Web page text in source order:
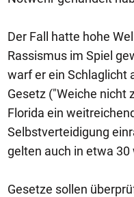
Der Fall hatte hohe
Rassismus im Spiel
warf er ein Schlaglicht
Gesetz ("Weiche nicht
Florida ein
Selbstverteidigung
gelten auch in etwa
Gesetze sollen